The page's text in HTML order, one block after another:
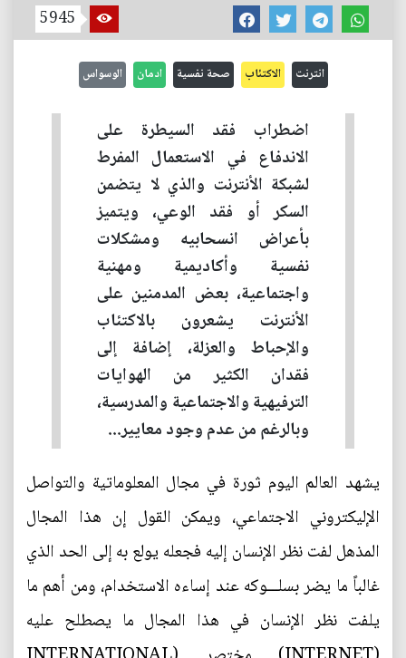
5945
انترنت الاكتئاب صحة نفسية ادمان الوسواس
اضطراب فقد السيطرة على
الاندفاع في الاستعمال المفرط
لشبكة الأنترنت والذي لا يتضمن
السكر أو فقد الوعي، ويتميز
بأعراض انسحابيه ومشكلات
نفسية وأكاديمية ومهنية
واجتماعية، بعض المدمنين على
الأنترنت يشعرون بالاكتئاب
والإحباط والعزلة، إضافة إلى
فقدان الكثير من الهوايات
الترفيهية والاجتماعية والمدرسية،
وبالرغم من عدم وجود معايير...
يشهد العالم اليوم ثورة في مجال المعلوماتية والتواصل
الإليكتروني الاجتماعي، ويمكن القول إن هذا المجال
المذهل لفت نظر الإنسان إليه فجعله يولع به إلى الحد الذي
غالباً ما يضر بسلـــوكه عند إساءه الاستخدام، ومن أهم ما
يلفت نظر الإنسان في هذا المجال ما يصطلح عليه